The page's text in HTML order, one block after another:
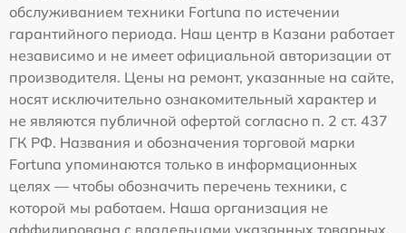
обслуживанием техники Fortuna по истечении
гарантийного периода. Наш центр в Казани работает
независимо и не имеет официальной авторизации от
производителя. Цены на ремонт, указанные на сайте,
носят исключительно ознакомительный характер и
не являются публичной офертой согласно п. 2 ст. 437
ГК РФ. Названия и обозначения торговой марки
Fortuna упоминаются только в информационных
целях — чтобы обозначить перечень техники, с
которой мы работаем. Наша организация не
аффилирована с владельцами указанных товарных